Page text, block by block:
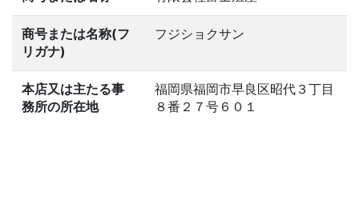
商号または名称(フ
リガナ)
フジショクサン
本店又は主たる事
務所の所在地
福岡県福岡市早良区昭代３丁目
８番２７号６０１